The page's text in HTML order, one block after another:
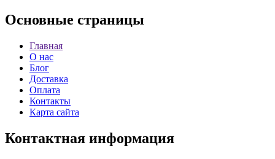
Основные страницы
Главная
О нас
Блог
Доставка
Оплата
Контакты
Карта сайта
Контактная информация